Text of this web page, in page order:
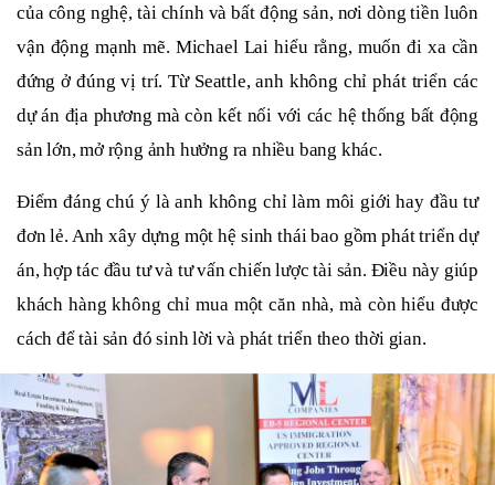
của công nghệ, tài chính và bất động sản, nơi dòng tiền luôn
vận động mạnh mẽ. Michael Lai hiểu rằng, muốn đi xa cần
đứng ở đúng vị trí. Từ Seattle, anh không chỉ phát triển các
dự án địa phương mà còn kết nối với các hệ thống bất động
sản lớn, mở rộng ảnh hưởng ra nhiều bang khác.
Điểm đáng chú ý là anh không chỉ làm môi giới hay đầu tư
đơn lẻ. Anh xây dựng một hệ sinh thái bao gồm phát triển dự
án, hợp tác đầu tư và tư vấn chiến lược tài sản. Điều này giúp
khách hàng không chỉ mua một căn nhà, mà còn hiểu được
cách để tài sản đó sinh lời và phát triển theo thời gian.